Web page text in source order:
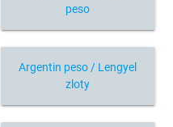
peso
Argentin peso / Lengyel
zloty